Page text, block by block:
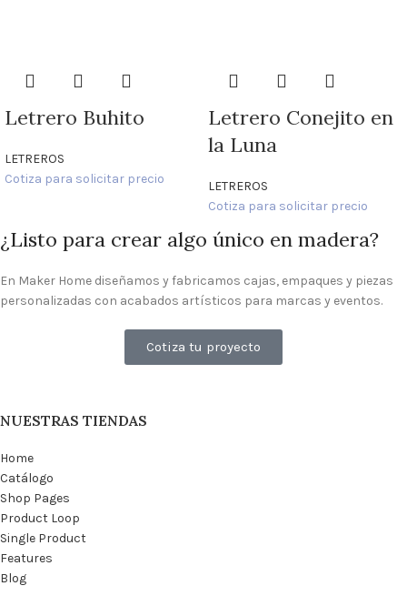
Letrero Buhito
LETREROS
Cotiza para solicitar precio
Letrero Conejito en
la Luna
LETREROS
Cotiza para solicitar precio
¿Listo para crear algo único en madera?
En Maker Home diseñamos y fabricamos cajas, empaques y piezas
personalizadas con acabados artísticos para marcas y eventos.
Cotiza tu proyecto
NUESTRAS TIENDAS
Home
Catálogo
Shop Pages
Product Loop
Single Product
Features
Blog